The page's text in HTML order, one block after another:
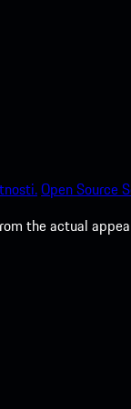
Open Source
the actual